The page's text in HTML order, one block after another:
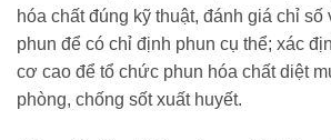
hóa chất đúng kỹ thuật, đánh giá chỉ
phun để có chỉ định phun cụ thể; xác
cơ cao để tổ chức phun hóa chất diệt
phòng, chống sốt xuất huyết.